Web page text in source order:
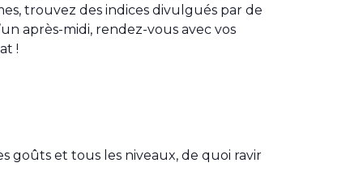
trouvez des indices divulgués par de
après-midi, rendez-vous avec vos
!
goûts et tous les niveaux, de quoi ravir